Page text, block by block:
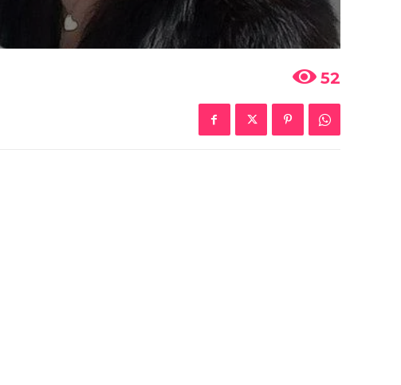
52